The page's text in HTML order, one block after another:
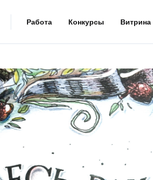
Работа Конкурсы Витрина